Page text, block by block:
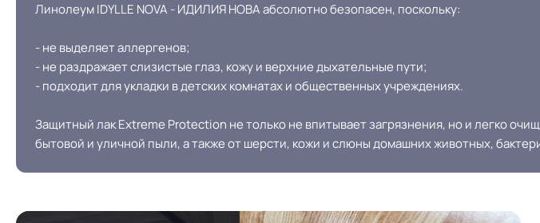
Длина рулон.
Линолеум IDYLLE NOVA - ИДИЛИЯ НОВА абсолютно безопасен, поскольку:
- не выделяет аллергенов;
- не раздражает слизистые глаз, кожу и верхние дыхательные пути;
- подходит для укладки в детских комнатах и общественных учреждениях.
Защитный лак Extreme Protection не только не впитывает загрязнения, но и легко
бытовой и уличной пыли, а также от шерсти, кожи и слюны домашних животных,